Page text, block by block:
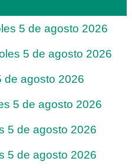
5 de agosto 2026
5 de agosto 2026
de agosto 2026
5 de agosto 2026
5 de agosto 2026
5 de agosto 2026